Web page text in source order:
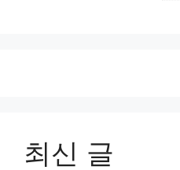
최신 글